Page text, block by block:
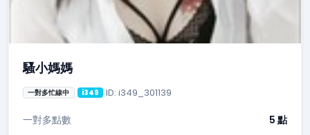
騷小媽媽
一對多忙線中 i349 ID: i349_301139
一對多點數 5 點